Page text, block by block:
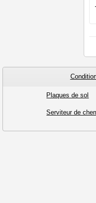
Plaques de sol
Serviteur de